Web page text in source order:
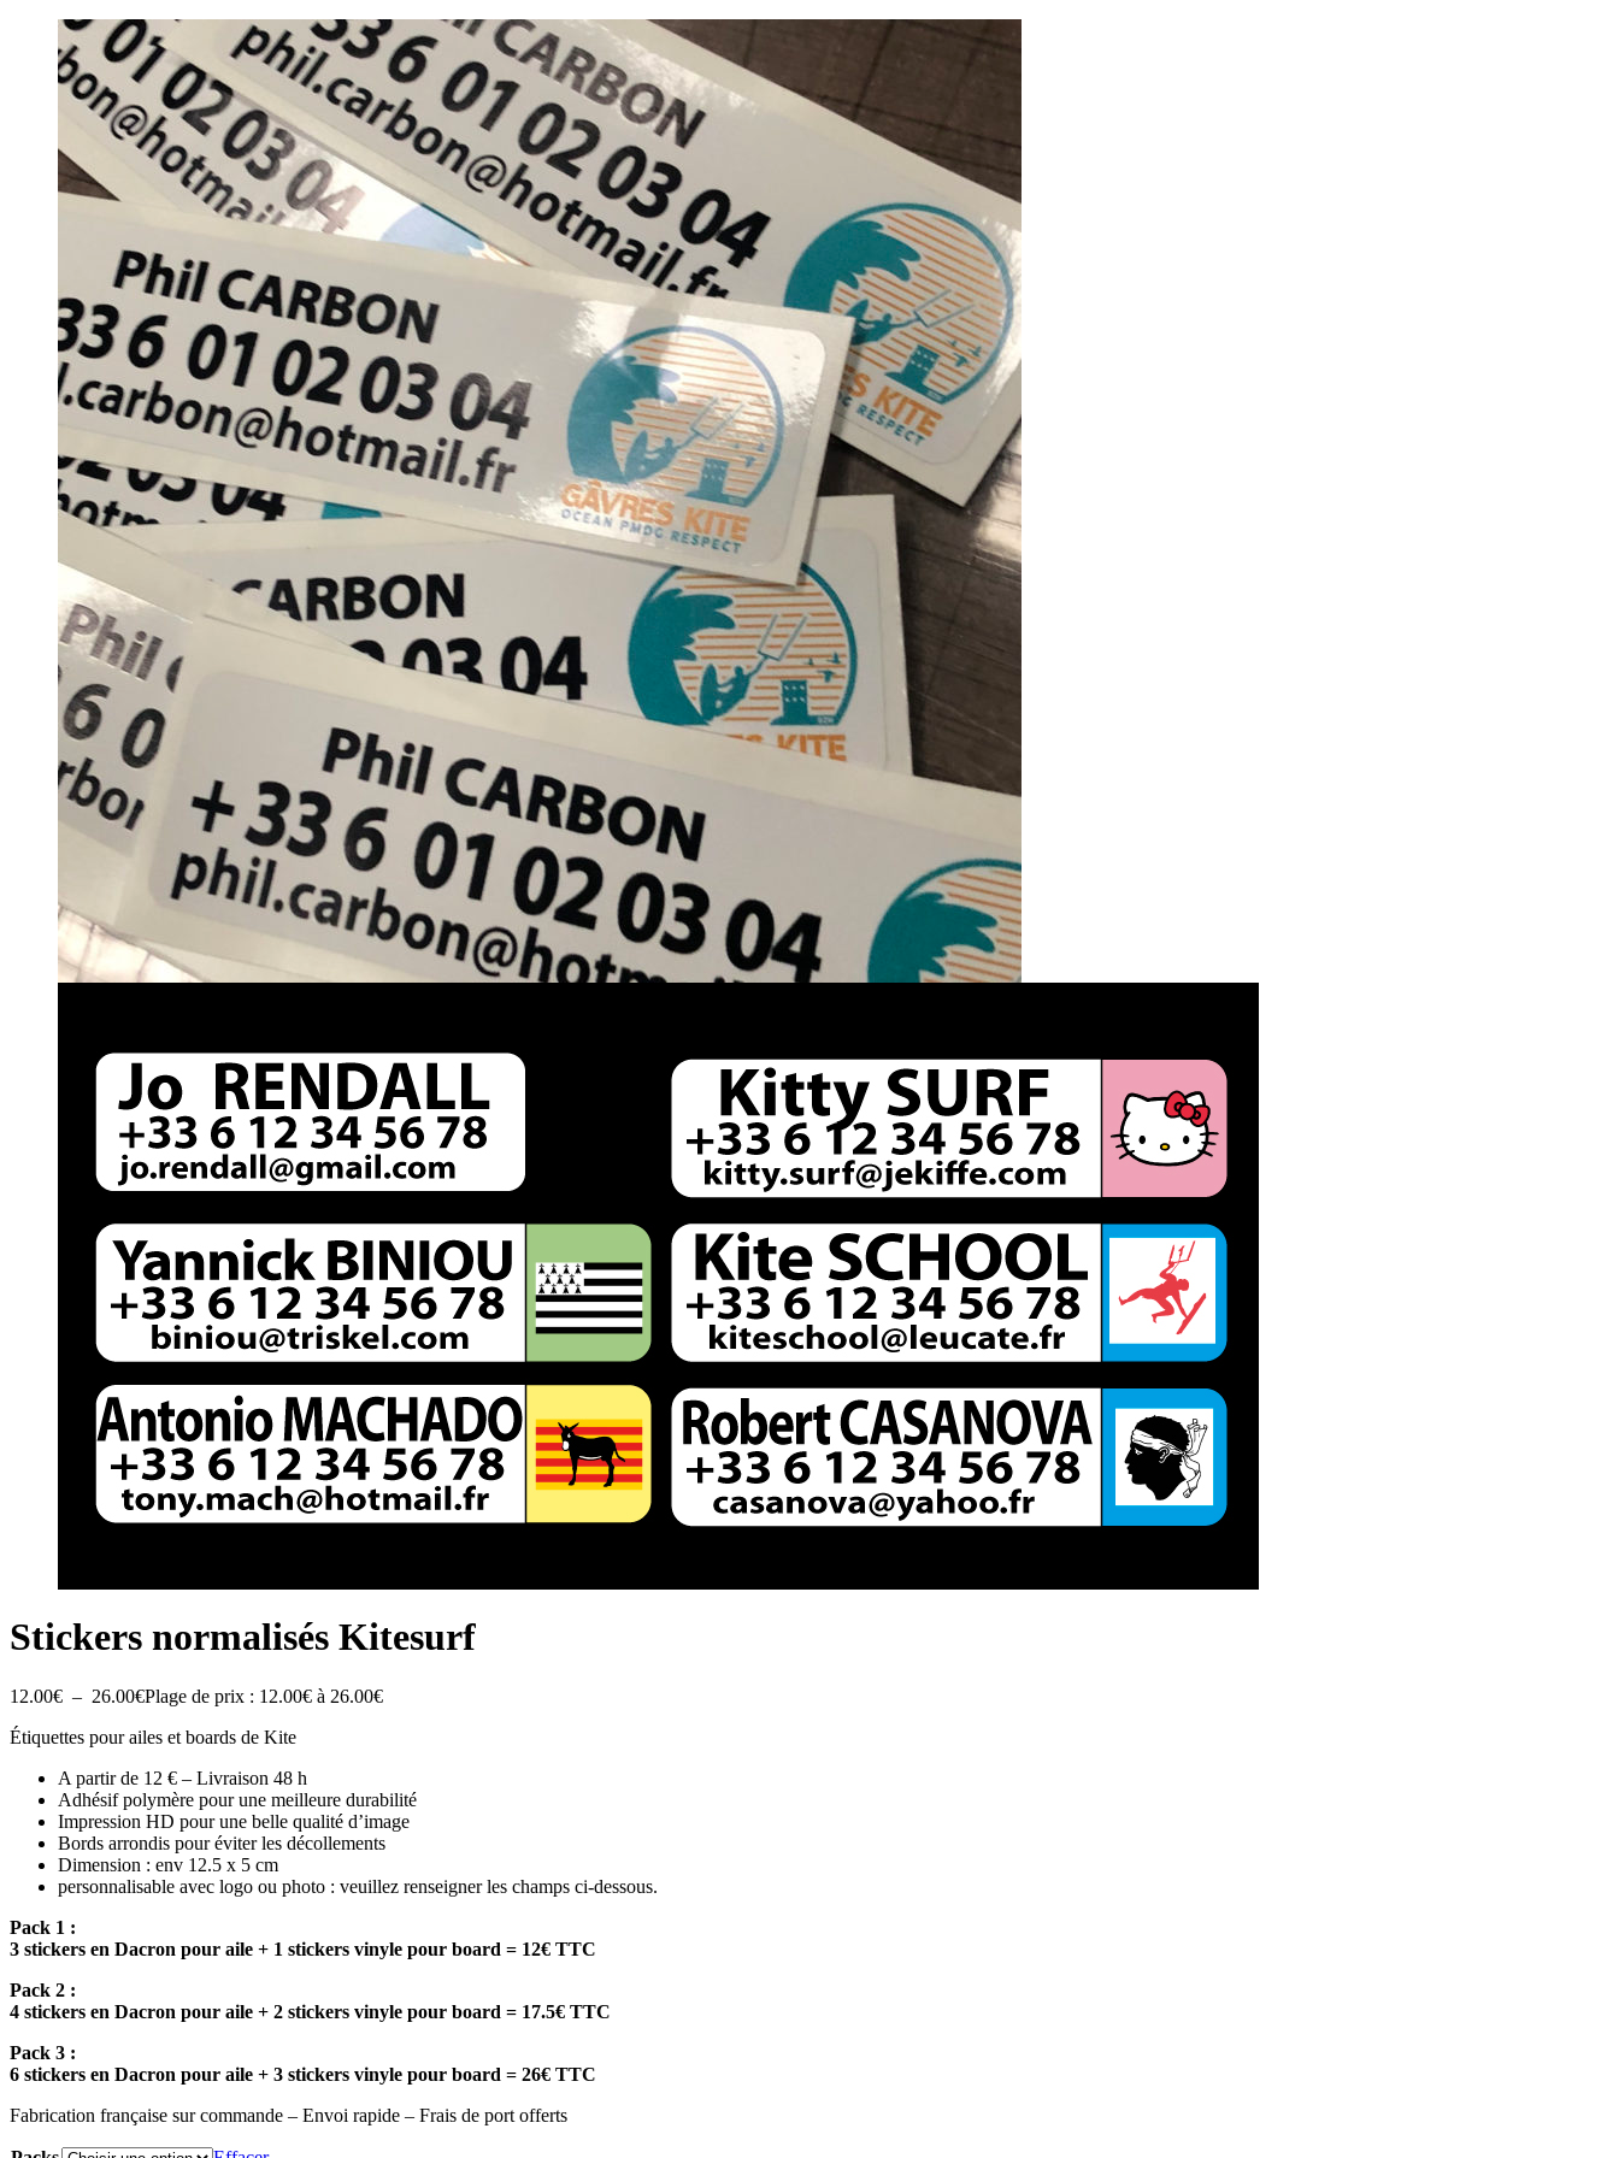
Stickers normalisés Kitesurf
12.00€ – 26.00€Plage de prix : 12.00€ à 26.00€
Étiquettes pour ailes et boards de Kite
A partir de 12 € – Livraison 48 h
Adhésif polymère pour une meilleure durabilité
Impression HD pour une belle qualité d’image
Bords arrondis pour éviter les décollements
Dimension : env 12.5 x 5 cm
personnalisable avec logo ou photo : veuillez renseigner les champs ci-dessous.
Pack 1 :
3 stickers en Dacron pour aile + 1 stickers vinyle pour board = 12€ TTC
Pack 2 :
4 stickers en Dacron pour aile + 2 stickers vinyle pour board = 17.5€ TTC
Pack 3 :
6 stickers en Dacron pour aile + 3 stickers vinyle pour board = 26€ TTC
Fabrication française sur commande – Envoi rapide – Frais de port offerts